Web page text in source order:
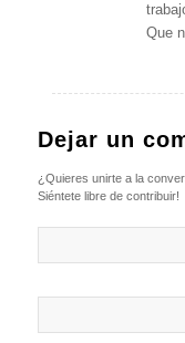
Que
Dejar un
¿Quieres unirte a la
Siéntete libre de contribuir!